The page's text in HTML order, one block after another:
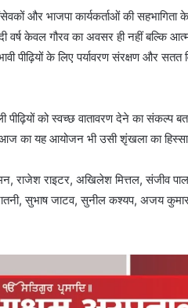
और भाजपा कार्यकर्ताओं की सहभागिता
केवल गौरव का अवसर ही नहीं बल्कि
पीढ़ियों के लिए पर्यावरण संरक्षण और
को स्वच्छ वातावरण देने का संकल्प
का यह आयोजन भी उसी शृंखला का
राजेश राइटर, अखिलेश मित्तल, संजीव पाल,
सुभाष जाटव, सुनील कश्यप, अजय